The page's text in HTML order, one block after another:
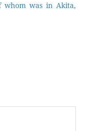
whom was in Akita,